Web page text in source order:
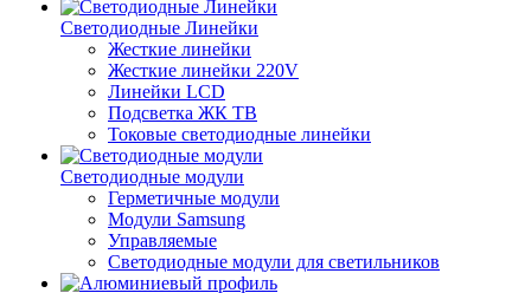
Светодиодные Линейки
Жесткие линейки
Жесткие линейки 220V
Линейки LCD
Подсветка ЖК ТВ
Токовые светодиодные линейки
Светодиодные модули
Герметичные модули
Модули Samsung
Управляемые
Светодиодные модули для светильников